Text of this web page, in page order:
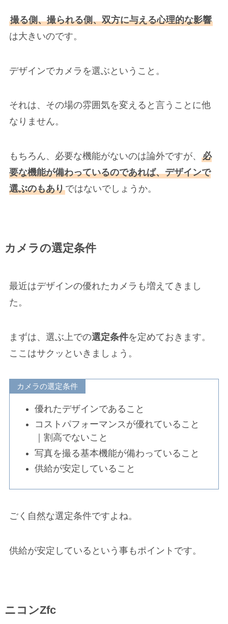
撮る側、撮られる側、双方に与える心理的な影響
は大きいのです。
デザインでカメラを選ぶということ。
それは、その場の雰囲気を変えると言うことに他
なりません。
もちろん、必要な機能がないのは論外ですが、 必
要な機能が備わっているのであれば、デザインで
選ぶのもありではないでしょうか。
カメラの選定条件
最近はデザインの優れたカメラも増えてきまし
た。
まずは、選ぶ上での選定条件を定めておきます。
ここはサクッといきましょう。
カメラの選定条件
優れたデザインであること
コストパフォーマンスが優れていること
｜割高でないこと
写真を撮る基本機能が備わっていること
供給が安定していること
ごく自然な選定条件ですよね。
供給が安定しているという事もポイントです。
ニコンZfc